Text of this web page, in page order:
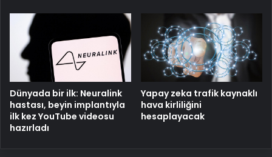
Dünyada bir ilk: Neuralink
hastası, beyin implantıyla
ilk kez YouTube videosu
hazırladı
Yapay zeka trafik kaynaklı
hava kirliliğini
hesaplayacak